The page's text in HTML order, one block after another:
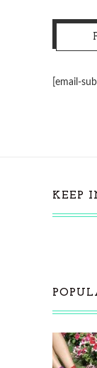
[email-
KEEP